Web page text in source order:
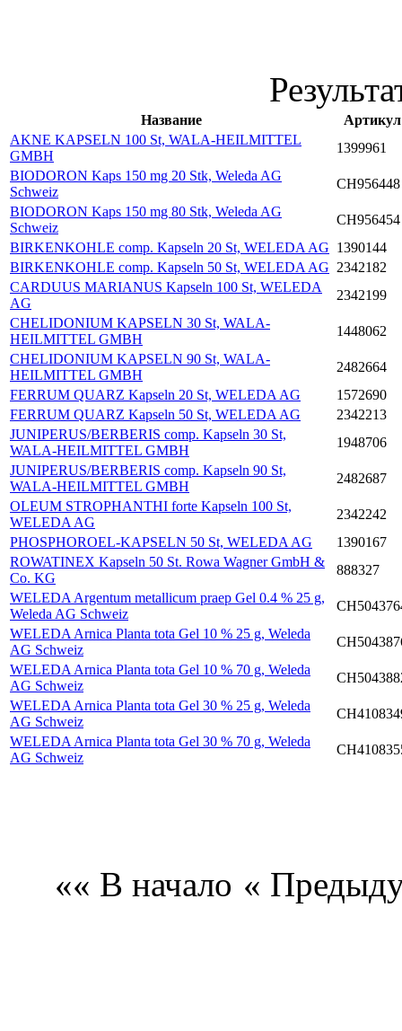
Название
Артикул
AKNE KAPSELN 100 St, WALA-HEILMITTEL
GMBH
1399961
BIODORON Kaps 150 mg 20 Stk, Weleda AG
Schweiz
CH956448
BIODORON Kaps 150 mg 80 Stk, Weleda AG
Schweiz
CH956454
BIRKENKOHLE comp. Kapseln 20 St, WELEDA AG 1390144
BIRKENKOHLE comp. Kapseln 50 St, WELEDA AG 2342182
CARDUUS MARIANUS Kapseln 100 St, WELEDA
AG
2342199
CHELIDONIUM KAPSELN 30 St, WALA-
HEILMITTEL GMBH
1448062
CHELIDONIUM KAPSELN 90 St, WALA-
HEILMITTEL GMBH
2482664
FERRUM QUARZ Kapseln 20 St, WELEDA AG
1572690
FERRUM QUARZ Kapseln 50 St, WELEDA AG
2342213
JUNIPERUS/BERBERIS comp. Kapseln 30 St,
WALA-HEILMITTEL GMBH
1948706
JUNIPERUS/BERBERIS comp. Kapseln 90 St,
WALA-HEILMITTEL GMBH
2482687
OLEUM STROPHANTHI forte Kapseln 100 St,
WELEDA AG
2342242
PHOSPHOROEL-KAPSELN 50 St, WELEDA AG
1390167
ROWATINEX Kapseln 50 St. Rowa Wagner GmbH &
Co. KG
888327
WELEDA Argentum metallicum praep Gel 0.4 % 25 g,
Weleda AG Schweiz
WELEDA Arnica Planta tota Gel 10 % 25 g, Weleda
AG Schweiz
WELEDA Arnica Planta tota Gel 10 % 70 g, Weleda
AG Schweiz
WELEDA Arnica Planta tota Gel 30 % 25 g, Weleda
AG Schweiz
WELEDA Arnica Planta tota Gel 30 % 70 g, Weleda
AG Schweiz
«« В начало «